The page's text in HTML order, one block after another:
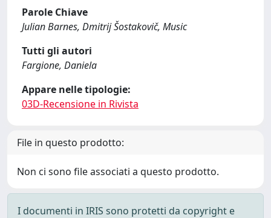
Parole Chiave
Julian Barnes, Dmitrij Šostakovič, Music
Tutti gli autori
Fargione, Daniela
Appare nelle tipologie:
03D-Recensione in Rivista
File in questo prodotto:
Non ci sono file associati a questo prodotto.
I documenti in IRIS sono protetti da copyright e